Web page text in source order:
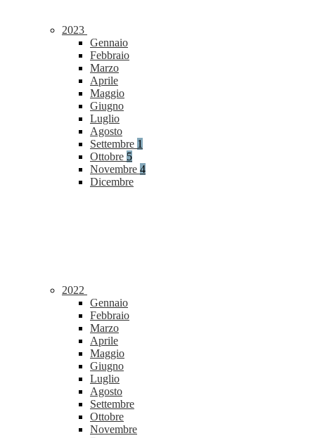
2023
Gennaio
Febbraio
Marzo
Aprile
Maggio
Giugno
Luglio
Agosto
Settembre 1
Ottobre 5
Novembre 4
Dicembre
2022
Gennaio
Febbraio
Marzo
Aprile
Maggio
Giugno
Luglio
Agosto
Settembre
Ottobre
Novembre